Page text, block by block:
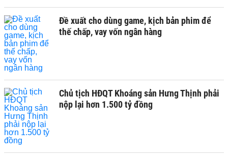
Đề xuất cho dùng game, kịch bản phim để
thế chấp, vay vốn ngân hàng
Chủ tịch HĐQT Khoáng sản Hưng Thịnh phải
nộp lại hơn 1.500 tỷ đồng